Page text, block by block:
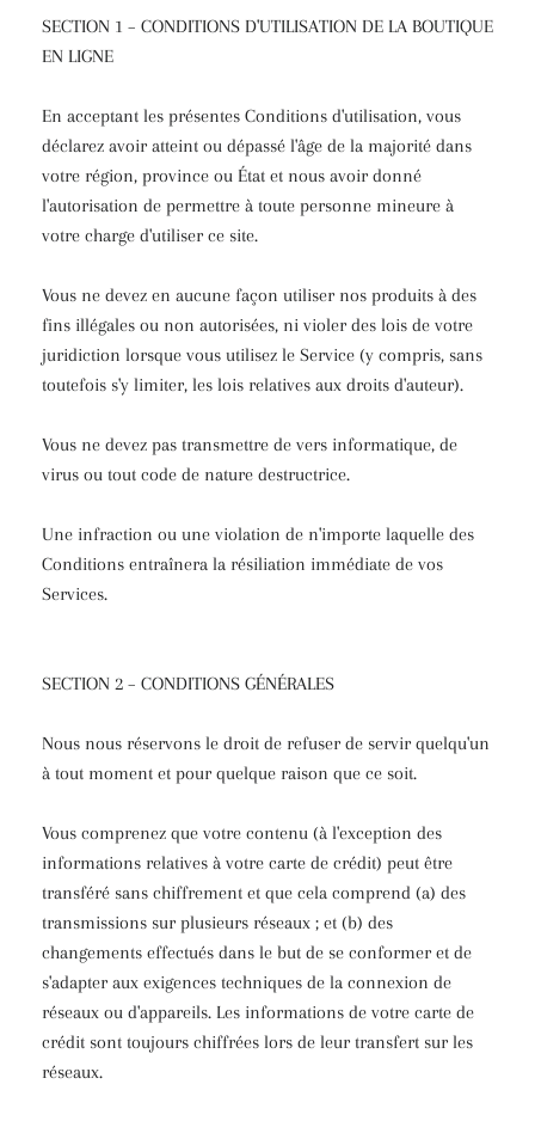
SECTION 1 – CONDITIONS D'UTILISATION DE LA BOUTIQUE
EN LIGNE
En acceptant les présentes Conditions d'utilisation, vous
déclarez avoir atteint ou dépassé l'âge de la majorité dans
votre région, province ou État et nous avoir donné
l'autorisation de permettre à toute personne mineure à
votre charge d'utiliser ce site.
Vous ne devez en aucune façon utiliser nos produits à des
fins illégales ou non autorisées, ni violer des lois de votre
juridiction lorsque vous utilisez le Service (y compris, sans
toutefois s'y limiter, les lois relatives aux droits d'auteur).
Vous ne devez pas transmettre de vers informatique, de
virus ou tout code de nature destructrice.
Une infraction ou une violation de n'importe laquelle des
Conditions entraînera la résiliation immédiate de vos
Services.
SECTION 2 – CONDITIONS GÉNÉRALES
Nous nous réservons le droit de refuser de servir quelqu'un
à tout moment et pour quelque raison que ce soit.
Vous comprenez que votre contenu (à l'exception des
informations relatives à votre carte de crédit) peut être
transféré sans chiffrement et que cela comprend (a) des
transmissions sur plusieurs réseaux ; et (b) des
changements effectués dans le but de se conformer et de
s'adapter aux exigences techniques de la connexion de
réseaux ou d'appareils. Les informations de votre carte de
crédit sont toujours chiffrées lors de leur transfert sur les
réseaux.